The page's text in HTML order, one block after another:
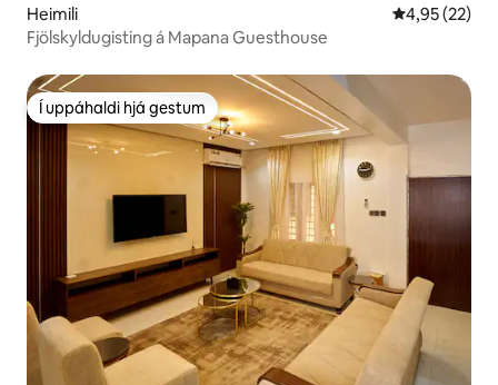
Heimili 4,95 af 5 í
4,95 (22)
Fjölskyldugisting á Mapana Guesthouse
Í uppáhaldi hjá gestum
Í uppáhaldi hjá gestum